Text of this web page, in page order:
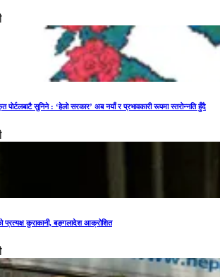
पोर्टलबाटै सुनिने : ‘हेलो सरकार’ अब नयाँ र प्रभावकारी रूपमा स्तरोन्नति हुँदै
प्रत्यक्ष कुराकानी, बङ्गलादेश आक्रोशित